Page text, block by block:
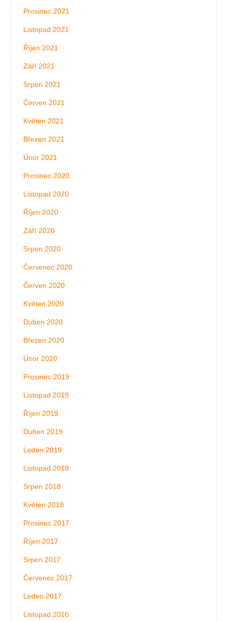
Prosinec 2021
Listopad 2021
Říjen 2021
Září 2021
Srpen 2021
Červen 2021
Květen 2021
Březen 2021
Únor 2021
Prosinec 2020
Listopad 2020
Říjen 2020
Září 2020
Srpen 2020
Červenec 2020
Červen 2020
Květen 2020
Duben 2020
Březen 2020
Únor 2020
Prosinec 2019
Listopad 2019
Říjen 2019
Duben 2019
Leden 2019
Listopad 2018
Srpen 2018
Květen 2018
Prosinec 2017
Říjen 2017
Srpen 2017
Červenec 2017
Leden 2017
Listopad 2016